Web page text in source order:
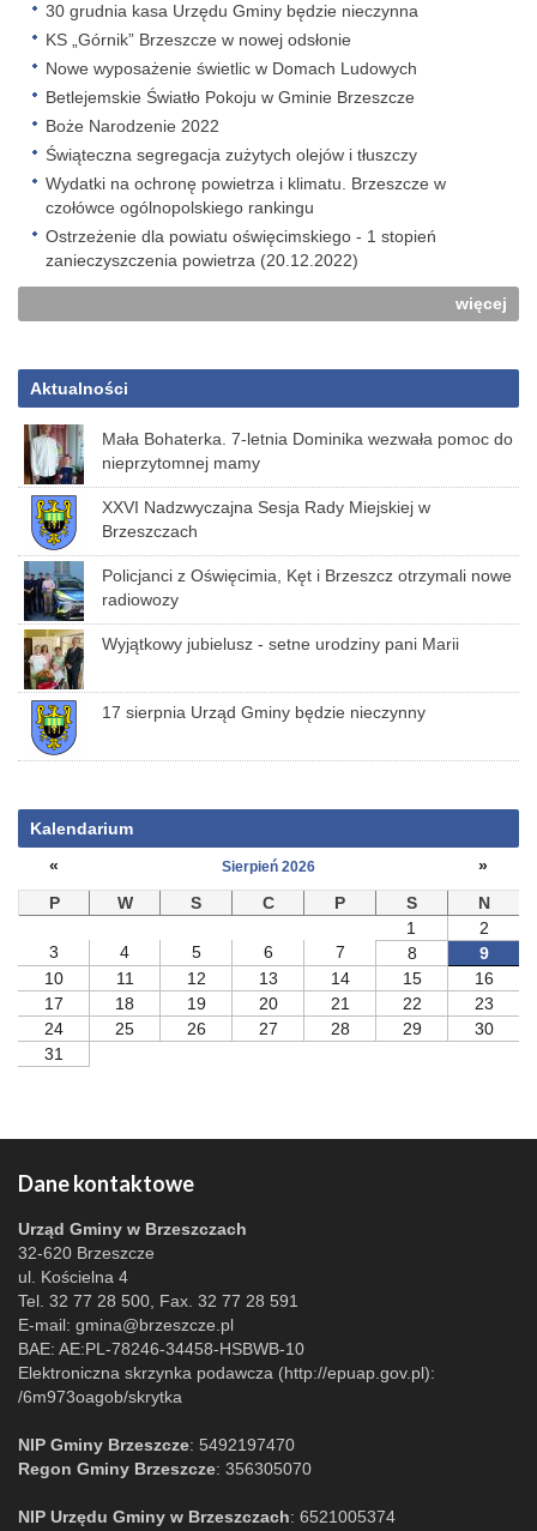
30 grudnia kasa Urzędu Gminy będzie nieczynna
KS „Górnik” Brzeszcze w nowej odsłonie
Nowe wyposażenie świetlic w Domach Ludowych
Betlejemskie Światło Pokoju w Gminie Brzeszcze
Boże Narodzenie 2022
Świąteczna segregacja zużytych olejów i tłuszczy
Wydatki na ochronę powietrza i klimatu. Brzeszcze w
czołówce ogólnopolskiego rankingu
Ostrzeżenie dla powiatu oświęcimskiego - 1 stopień
zanieczyszczenia powietrza (20.12.2022)
więcej
Aktualności
Mała Bohaterka. 7-letnia Dominika wezwała pomoc do
nieprzytomnej mamy
XXVI Nadzwyczajna Sesja Rady Miejskiej w
Brzeszczach
Policjanci z Oświęcimia, Kęt i Brzeszcz otrzymali nowe
radiowozy
Wyjątkowy jubielusz - setne urodziny pani Marii
17 sierpnia Urząd Gminy będzie nieczynny
Kalendarium
«
Sierpień 2026
»
P
W S C P S
N
1
2
3
4 5 6 7 8
9
10
11 12 13 14 15
16
17
18 19 20 21 22
23
24
25 26 27 28 29
30
31
Dane kontaktowe
Urząd Gminy w Brzeszczach
32-620 Brzeszcze
ul. Kościelna 4
Tel. 32 77 28 500, Fax. 32 77 28 591
E-mail: gmina@brzeszcze.pl
BAE: AE:PL-78246-34458-HSBWB-10
Elektroniczna skrzynka podawcza (http://epuap.gov.pl):
/6m973oagob/skrytka
NIP Gminy Brzeszcze: 5492197470
Regon Gminy Brzeszcze: 356305070
NIP Urzędu Gminy w Brzeszczach: 6521005374